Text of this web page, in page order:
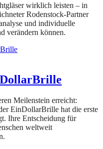
wirklich leisten – in
Rodenstock-Partner
und individuelle
verändern können.
Meilenstein erreicht:
EinDollarBrille hat die erste
Ihre Entscheidung für
weltweit